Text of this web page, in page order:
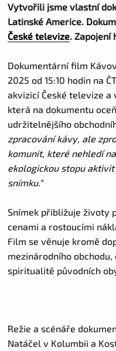
Vytvořili jsme vlastní
Latinské Americe.
České televize. Zapojení
Dokumentární film
2025 od 15:10 hodin na
akvizicí České televize
která na dokumentu
udržitelnějšího
zpracování kávy, ale
komunit, které nehledí
ekologickou stopu
snímku.“
Snímek přibližuje životy
cenami a rostoucími
Film se věnuje kromě
mezinárodního
spiritualitě původních
Režie a scénáře
Natáčel v Kolumbii a